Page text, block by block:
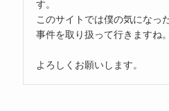
す。
このサイトでは僕の気になっ
事件を取り扱って行きますね。
よろしくお願いします。